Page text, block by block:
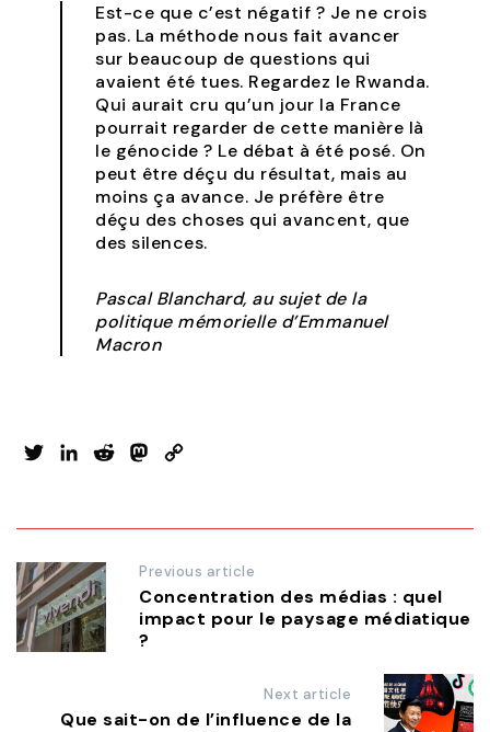
Est-ce que c’est négatif ? Je ne crois
pas. La méthode nous fait avancer
sur beaucoup de questions qui
avaient été tues. Regardez le Rwanda.
Qui aurait cru qu’un jour la France
pourrait regarder de cette manière là
le génocide ? Le débat à été posé. On
peut être déçu du résultat, mais au
moins ça avance. Je préfère être
déçu des choses qui avancent, que
des silences.
Pascal Blanchard, au sujet de la
politique mémorielle d’Emmanuel
Macron
TwitterLinkedInRedditMastodon
Post
navigation
Previous article
Concentration des médias : quel
impact pour le paysage médiatique
?
Next article
Que sait-on de l’influence de la